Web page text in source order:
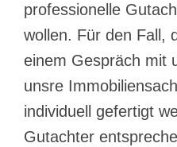
professionelle
wollen. Für den Fall,
einem Gespräch mit
unsre
individuell gefertigt
Gutachter